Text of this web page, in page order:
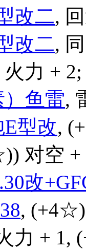
改二,
改二,
力 + 2;
）鱼雷,
型改,
对空 +
改
,
力 + 1,